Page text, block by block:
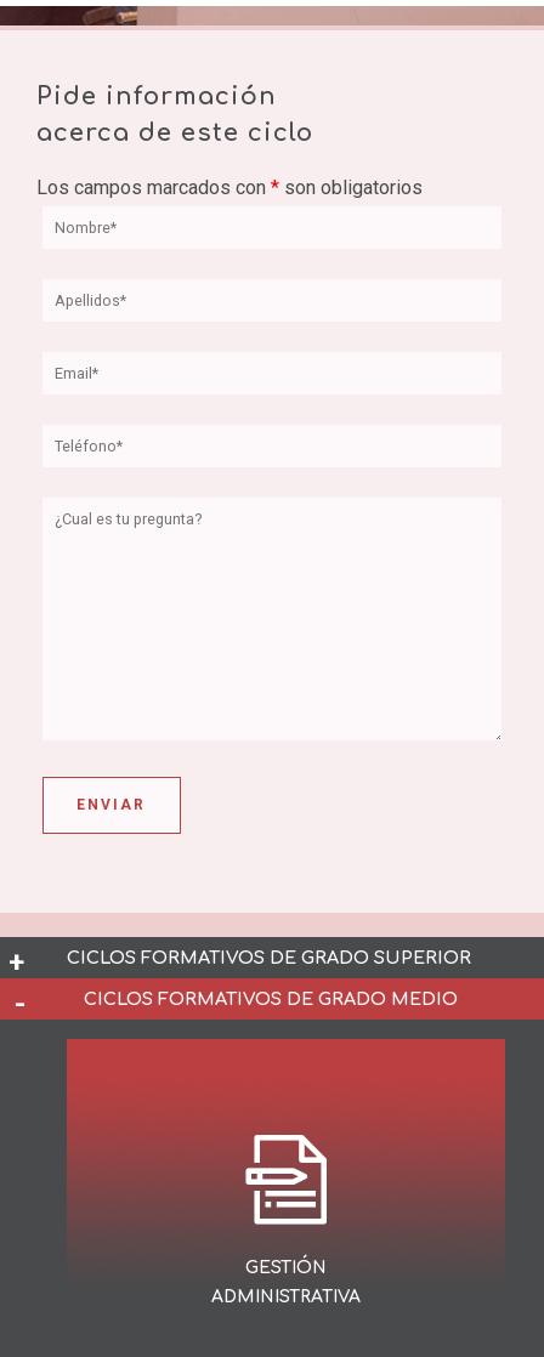
Pide información
acerca de este ciclo
Los campos marcados con * son obligatorios
CICLOS FORMATIVOS DE GRADO SUPERIOR
ADMINISTRACIÓN
Y FINANZAS
CICLOS FORMATIVOS DE GRADO MEDIO
GESTIÓN
ADMINISTRATIVA